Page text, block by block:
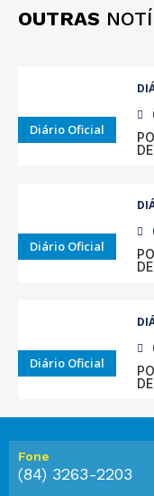
OUTRAS
Diário Oficial
Diário Oficial
Diário Oficial
Fone
(84) 3263-2203